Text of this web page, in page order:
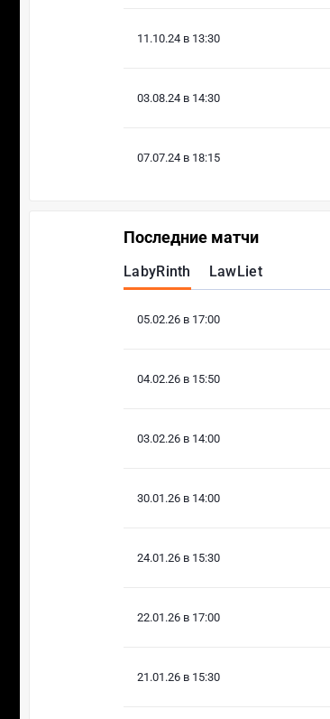
11.10.24 в 13:30
03.08.24 в 14:30
07.07.24 в 18:15
Последние матчи
LabyRinth LawLiet
05.02.26 в 17:00
04.02.26 в 15:50
03.02.26 в 14:00
30.01.26 в 14:00
24.01.26 в 15:30
22.01.26 в 17:00
21.01.26 в 15:30